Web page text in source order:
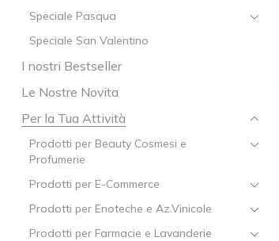
Speciale Pasqua
Speciale San Valentino
I nostri Bestseller
Le Nostre Novita
Per la Tua Attività
Prodotti per Beauty Cosmesi e
Profumerie
Prodotti per E-Commerce
Prodotti per Enoteche e Az.Vinicole
Prodotti per Farmacie e Lavanderie